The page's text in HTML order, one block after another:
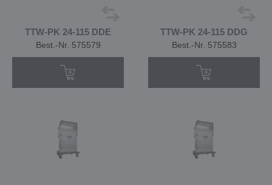
TTW-PK 24-115 DDE
Best.-Nr. 575579
TTW-PK 24-115 DDG
Best.-Nr. 575583